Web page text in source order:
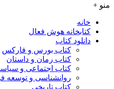
+
خانه
کتابخانه هوش فعال
دانلود کتاب
کتاب بورس و فارکس
کتاب رمان و داستان
کتاب اجتماعی و سیاسی
روانشناسی و توسعه فردی
کتاب تاریخی